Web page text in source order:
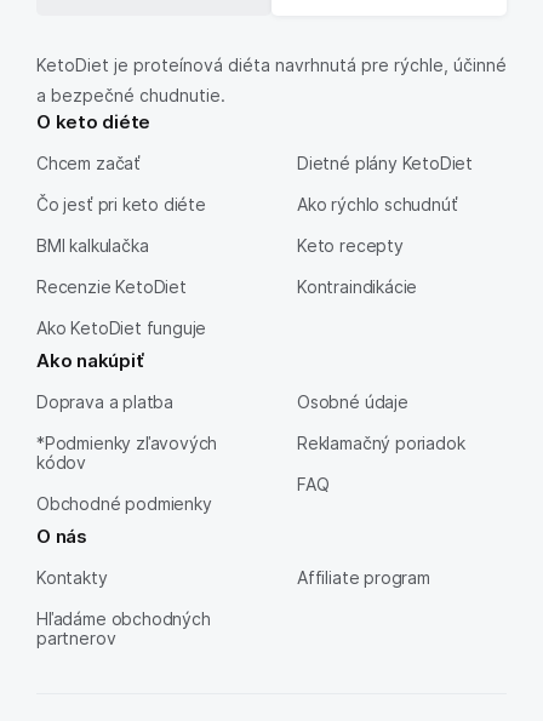
KetoDiet je proteínová diéta navrhnutá pre rýchle, účinné
a bezpečné chudnutie.
O keto diéte
Chcem začať
Čo jesť pri keto diéte
BMI kalkulačka
Recenzie KetoDiet
Ako KetoDiet funguje
Dietné plány KetoDiet
Ako rýchlo schudnúť
Keto recepty
Kontraindikácie
Ako nakúpiť
Doprava a platba
*Podmienky zľavových
kódov
Obchodné podmienky
Osobné údaje
Reklamačný poriadok
FAQ
O nás
Kontakty
Hľadáme obchodných
partnerov
Affiliate program